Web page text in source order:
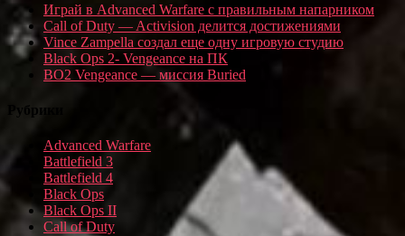
Играй в Advanced Warfare с правильным напарником
Call of Duty — Activision делится достижениями
Vince Zampella создал еще одну игровую студию
Black Ops 2- Vengeance на ПК
BO2 Vengeance — миссия Buried
Рубрики
Advanced Warfare
Battlefield 3
Battlefield 4
Black Ops
Black Ops II
Call of Duty